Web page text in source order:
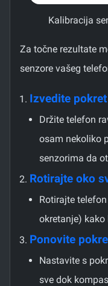
Kalibracija
Za točne rezultate
senzore vašeg
Izvedite
Držite telefon
osam nekoliko
senzorima da
Rotirajte oko
Rotirajte
okretanje) kako
Ponovite
Nastavite s
sve dok